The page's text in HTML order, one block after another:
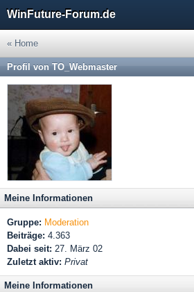
WinFuture-Forum.de
« Home
Profil von TO_Webmaster
Meine Informationen
Gruppe: Moderation
Beiträge: 4.363
Dabei seit: 27. März 02
Zuletzt aktiv: Privat
Meine Informationen